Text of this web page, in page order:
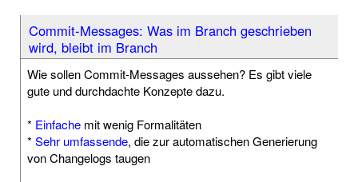
Commit-Messages: Was im Branch geschrieben
wird, bleibt im Branch
Wie sollen Commit-Messages aussehen? Es gibt viele
gute und durchdachte Konzepte dazu.
* Einfache mit wenig Formalitäten
* Sehr umfassende, die zur automatischen Generierung
von Changelogs taugen